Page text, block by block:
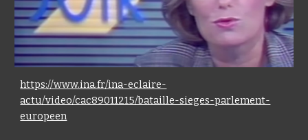
https://www.ina.fr/ina-eclaire-
actu/video/cac89011215/bataille-sieges-parlement-
europeen